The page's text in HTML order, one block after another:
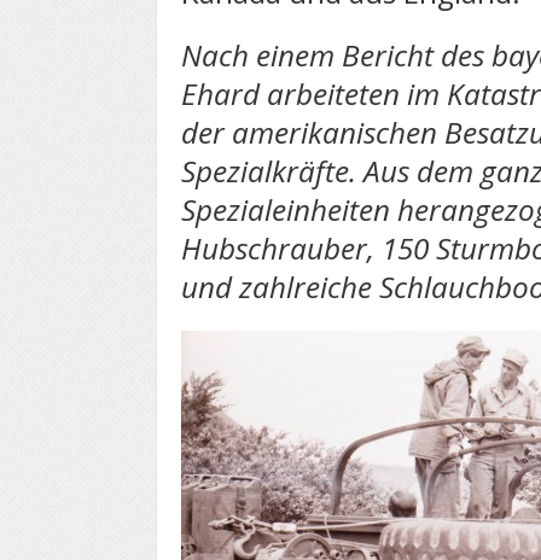
Nach einem Bericht des
Ehard arbeiteten im
der amerikanischen
Spezialkräfte. Aus dem
Spezialeinheiten
Hubschrauber, 150
und zahlreiche